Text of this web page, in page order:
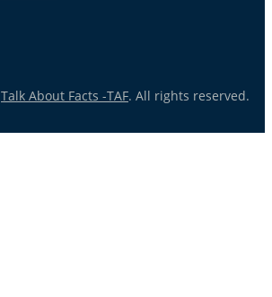
Talk About Facts -TAF. All rights reserved.